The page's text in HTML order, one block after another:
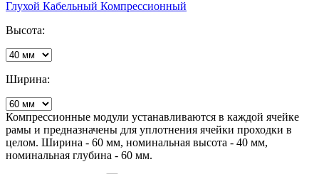
Глухой Кабельный Компрессионный
Высота:
Ширина:
Компрессионные модули устанавливаются в каждой ячейке
рамы и предназначены для уплотнения ячейки проходки в
целом. Ширина - 60 мм, номинальная высота - 40 мм,
номинальная глубина - 60 мм.